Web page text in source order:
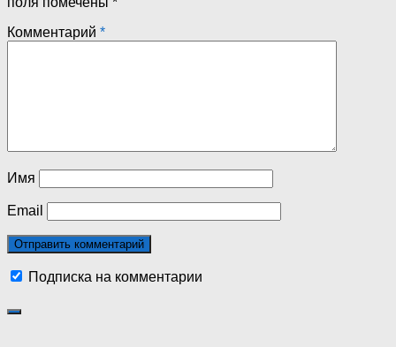
Комментарий *
Имя
Email
Подписка на комментарии